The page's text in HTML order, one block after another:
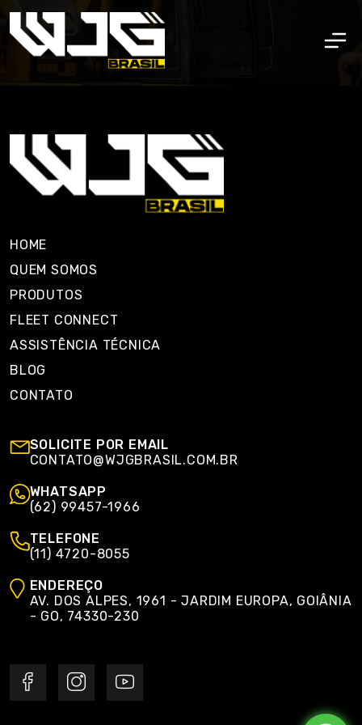
HOME
QUEM SOMOS
PRODUTOS
FLEET CONNECT
ASSISTÊNCIA TÉCNICA
BLOG
CONTATO
SOLICITE POR EMAIL
CONTATO@WJGBRASIL.COM.BR
WHATSAPP
(62) 99457-1966
TELEFONE
(11) 4720-8055
ENDEREÇO
AV. DOS ALPES, 1961 - JARDIM EUROPA, GOIÂNIA
- GO, 74330-230